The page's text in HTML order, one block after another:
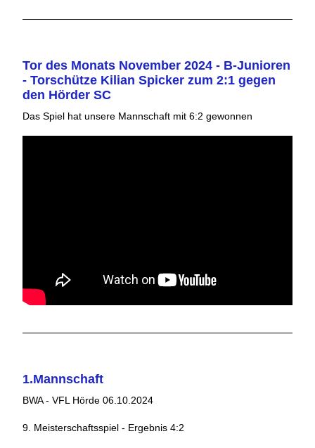
Tor des Monats November 2024 - B-Junioren
- Torschütze Kilian Spicker zum 2:1 gegen
den Hörder SC
Das Spiel hat unsere Mannschaft mit 6:2 gewonnen
1.Mannschaft
BWA - VFL Hörde 06.10.2024
9. Meisterschaftsspiel - Ergebnis 4:2